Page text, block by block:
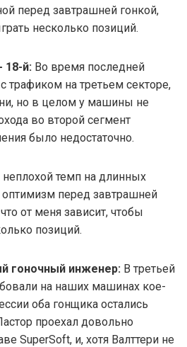
перед завтрашней гонкой,
несколько позиций.
18-й: Во время последней
трафиком на третьем секторе,
но в целом у машины не
во второй сегмент
было недостаточно.
темп на длинных
оптимизм перед завтрашней
от меня зависит, чтобы
позиций.
гоночный инженер: В третьей
на наших машинах кое-
оба гонщика остались
проехал довольно
SuperSoft, и, хотя Валттери не